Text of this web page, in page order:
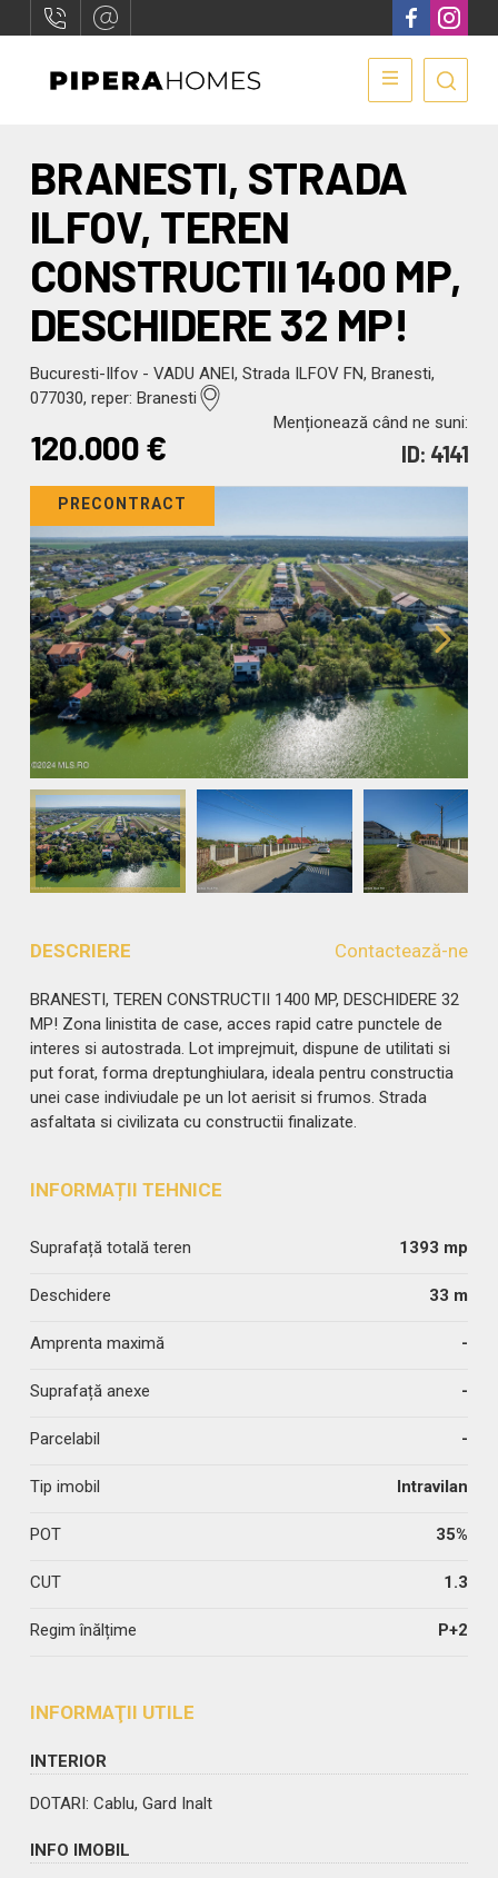
BRANESTI, STRADA
ILFOV, TEREN
CONSTRUCTII 1400 MP,
DESCHIDERE 32 MP!
Bucuresti-Ilfov - VADU ANEI, Strada ILFOV FN, Branesti,
077030, reper: Branesti
Menționează când ne suni:
120.000€ ID: 4141
PRECONTRACT
DESCRIERE Contactează-ne
BRANESTI, TEREN CONSTRUCTII 1400 MP, DESCHIDERE 32
MP! Zona linistita de case, acces rapid catre punctele de
interes si autostrada. Lot imprejmuit, dispune de utilitati si
put forat, forma dreptunghiulara, ideala pentru constructia
unei case indiviudale pe un lot aerisit si frumos. Strada
asfaltata si civilizata cu constructii finalizate.
INFORMAȚII TEHNICE
Suprafață totală teren 1393 mp
Deschidere 33 m
Amprenta maximă -
Suprafață anexe -
Parcelabil -
Tip imobil Intravilan
POT 35%
CUT 1.3
Regim înălțime P+2
INFORMAŢII UTILE
INTERIOR
DOTARI: Cablu, Gard Inalt
INFO IMOBIL